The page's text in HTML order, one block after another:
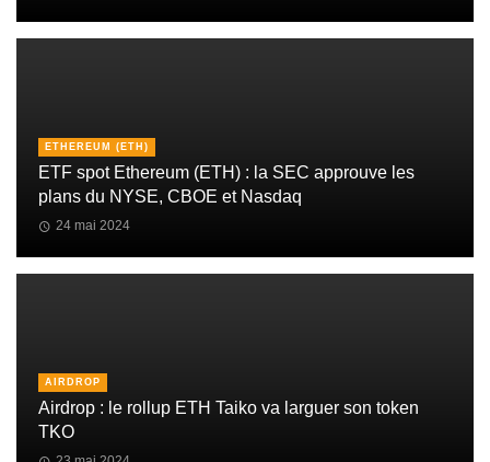
ETHEREUM (ETH)
ETF spot Ethereum (ETH) : la SEC approuve les
plans du NYSE, CBOE et Nasdaq
24 mai 2024
AIRDROP
Airdrop : le rollup ETH Taiko va larguer son token
TKO